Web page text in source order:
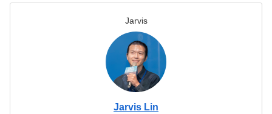
Jarvis
Jarvis Lin